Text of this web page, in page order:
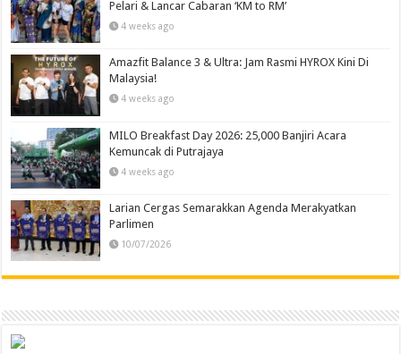
Pelari & Lancar Cabaran ‘KM to RM’
4 weeks ago
Amazfit Balance 3 & Ultra: Jam Rasmi HYROX Kini Di
Malaysia!
4 weeks ago
MILO Breakfast Day 2026: 25,000 Banjiri Acara
Kemuncak di Putrajaya
4 weeks ago
Larian Cergas Semarakkan Agenda Merakyatkan
Parlimen
10/07/2026